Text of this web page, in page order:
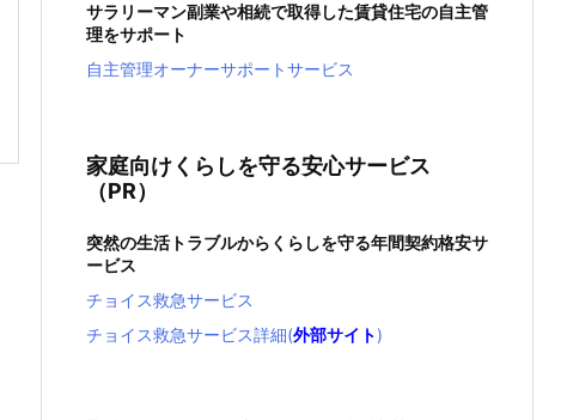
サラリーマン副業や相続で取得した賃貸住宅の自主管
理をサポート
自主管理オーナーサポートサービス
家庭向けくらしを守る安心サービス
（PR）
突然の生活トラブルからくらしを守る年間契約格安サ
ービス
チョイス救急サービス
チョイス救急サービス詳細(外部サイト)